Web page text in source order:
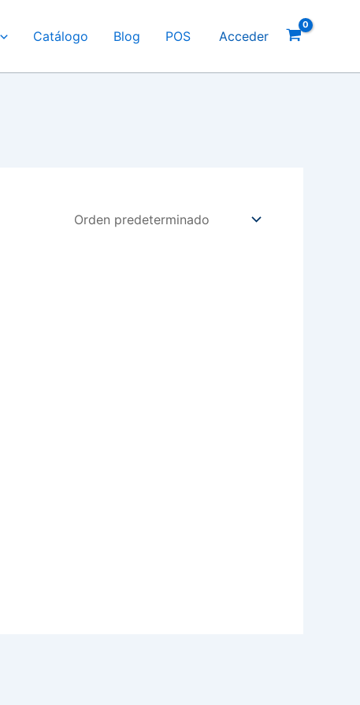
Catálogo Blog POS Acceder